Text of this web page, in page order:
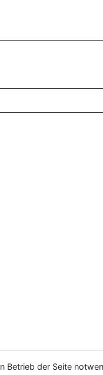
Betrieb der Seite